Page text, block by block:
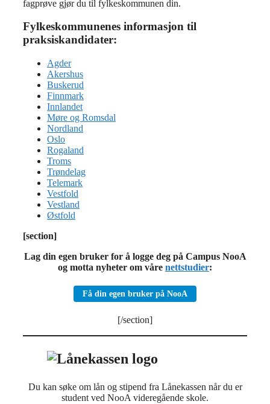
fagprøve gjør du til fylkeskommunen din.
Fylkeskommunenes informasjon til
praksiskandidater:
Agder
Akershus
Buskerud
Finnmark
Innlandet
Møre og Romsdal
Nordland
Oslo
Rogaland
Troms
Trøndelag
Telemark
Vestfold
Vestland
Østfold
[section]
Lag din egen bruker for å logge deg på Campus NooA
og motta nyheter om våre nettstudier:
Få din egen bruker på NooA
[/section]
Du kan søke om lån og stipend fra Lånekassen når du er
student ved NooA videregående skole.